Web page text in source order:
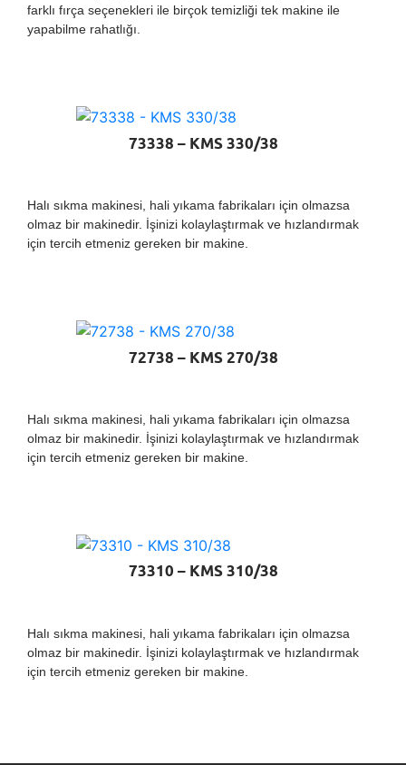
farklı fırça seçenekleri ile birçok temizliği tek makine ile
yapabilme rahatlığı.
73338 – KMS 330/38
Halı sıkma makinesi, hali yıkama fabrikaları için olmazsa
olmaz bir makinedir. İşinizi kolaylaştırmak ve hızlandırmak
için tercih etmeniz gereken bir makine.
72738 – KMS 270/38
Halı sıkma makinesi, hali yıkama fabrikaları için olmazsa
olmaz bir makinedir. İşinizi kolaylaştırmak ve hızlandırmak
için tercih etmeniz gereken bir makine.
73310 – KMS 310/38
Halı sıkma makinesi, hali yıkama fabrikaları için olmazsa
olmaz bir makinedir. İşinizi kolaylaştırmak ve hızlandırmak
için tercih etmeniz gereken bir makine.